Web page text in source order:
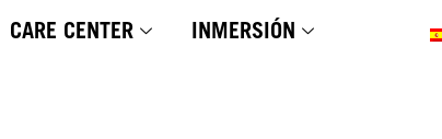
CARE CENTER INMERSIÓN